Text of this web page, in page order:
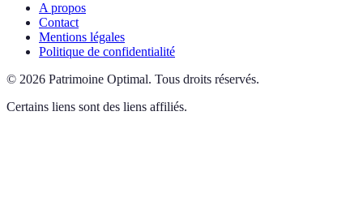
A propos
Contact
Mentions légales
Politique de confidentialité
© 2026 Patrimoine Optimal. Tous droits réservés.
Certains liens sont des liens affiliés.